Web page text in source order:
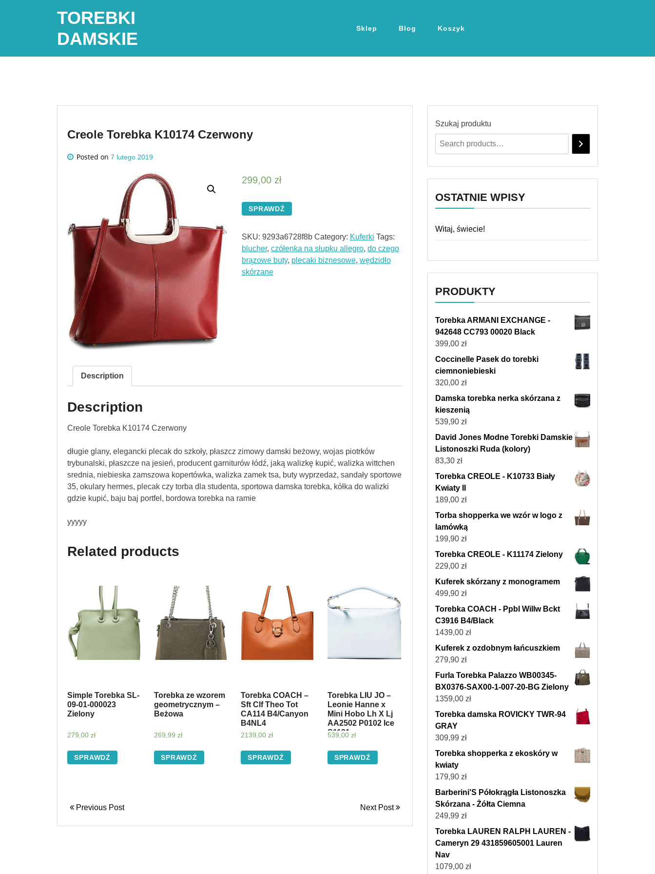
TOREBKI
DAMSKIE
Sklep Blog Koszyk
Creole Torebka K10174 Czerwony
Posted on 7 lutego 2019
299,00 zł
SPRAWDŹ
SKU: 9293a6728f8b Category: Kuferki Tags:
blucher, czółenka na słupku allegro, do czego
brązowe buty, plecaki biznesowe, wędzidło
skórzane
Description
Description
Creole Torebka K10174 Czerwony
długie glany, elegancki plecak do szkoły, płaszcz zimowy damski beżowy, wojas piotrków
trybunalski, płaszcze na jesień, producent garniturów łódź, jaką walizkę kupić, walizka wittchen
srednia, niebieska zamszowa kopertówka, walizka zamek tsa, buty wyprzedaż, sandały sportowe
35, okulary hermes, plecak czy torba dla studenta, sportowa damska torebka, kółka do walizki
gdzie kupić, baju baj portfel, bordowa torebka na ramie
yyyyy
Related products
Simple Torebka SL-
09-01-000023
Zielony
279,00 zł
SPRAWDŹ
Torebka ze wzorem
geometrycznym –
Beżowa
269,99 zł
SPRAWDŹ
Torebka COACH –
Sft Clf Theo Tot
CA114 B4/Canyon
B4NL4
2139,00 zł
SPRAWDŹ
Torebka LIU JO –
Leonie Hanne x
Mini Hobo Lh X Lj
AA2502 P0102 Ice
S1121
539,00 zł
SPRAWDŹ
Previous Post Next Post
Szukaj produktu
OSTATNIE WPISY
Witaj, świecie!
PRODUKTY
Torebka ARMANI EXCHANGE -
942648 CC793 00020 Black
399,00 zł
Coccinelle Pasek do torebki
ciemnoniebieski
320,00 zł
Damska torebka nerka skórzana z
kieszenią
539,90 zł
David Jones Modne Torebki Damskie
Listonoszki Ruda (kolory)
83,30 zł
Torebka CREOLE - K10733 Biały
Kwiaty II
189,00 zł
Torba shopperka we wzór w logo z
lamówką
199,90 zł
Torebka CREOLE - K11174 Zielony
229,00 zł
Kuferek skórzany z monogramem
499,90 zł
Torebka COACH - Ppbl Willw Bckt
C3916 B4/Black
1439,00 zł
Kuferek z ozdobnym łańcuszkiem
279,90 zł
Furla Torebka Palazzo WB00345-
BX0376-SAX00-1-007-20-BG Zielony
1359,00 zł
Torebka damska ROVICKY TWR-94
GRAY
309,99 zł
Torebka shopperka z ekoskóry w
kwiaty
179,90 zł
Barberini'S Półokrągła Listonoszka
Skórzana - Żółta Ciemna
249,99 zł
Torebka LAUREN RALPH LAUREN -
Cameryn 29 431859605001 Lauren
Nav
1079,00 zł